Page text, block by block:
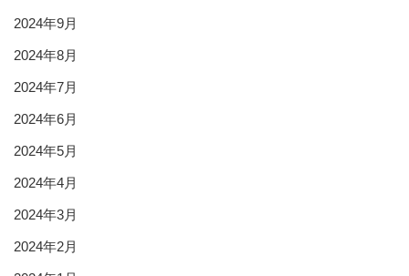
2024年9月
2024年8月
2024年7月
2024年6月
2024年5月
2024年4月
2024年3月
2024年2月